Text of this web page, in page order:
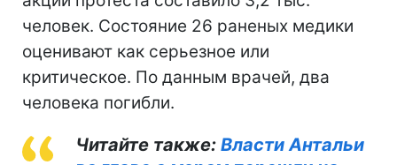
человек. Состояние 26 раненых медики
оценивают как серьезное или
критическое. По данным врачей, два
человека погибли.
Читайте также: Власти Антальи